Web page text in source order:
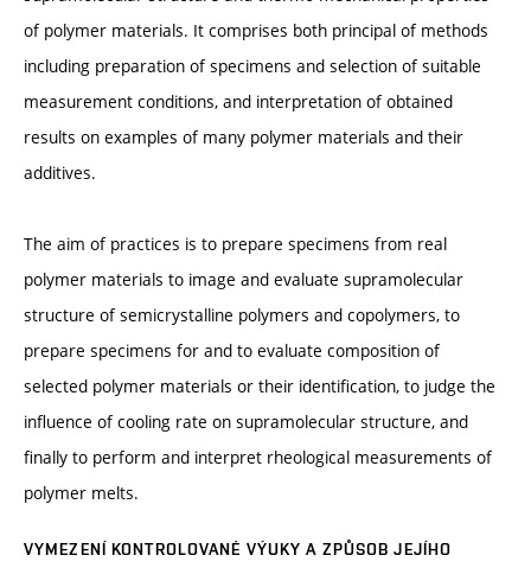
of polymer materials. It comprises both principal of methods
including preparation of specimens and selection of suitable
measurement conditions, and interpretation of obtained
results on examples of many polymer materials and their
additives.
The aim of practices is to prepare specimens from real
polymer materials to image and evaluate supramolecular
structure of semicrystalline polymers and copolymers, to
prepare specimens for and to evaluate composition of
selected polymer materials or their identification, to judge the
influence of cooling rate on supramolecular structure, and
finally to perform and interpret rheological measurements of
polymer melts.
VYMEZENÍ KONTROLOVANÉ VÝUKY A ZPŮSOB JEJÍHO